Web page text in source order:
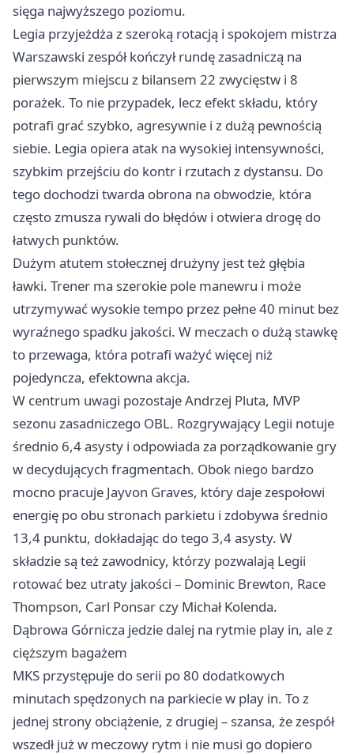
sięga najwyższego poziomu.
Legia przyjeżdża z szeroką rotacją i spokojem mistrza
Warszawski zespół kończył rundę zasadniczą na
pierwszym miejscu z bilansem 22 zwycięstw i 8
porażek. To nie przypadek, lecz efekt składu, który
potrafi grać szybko, agresywnie i z dużą pewnością
siebie. Legia opiera atak na wysokiej intensywności,
szybkim przejściu do kontr i rzutach z dystansu. Do
tego dochodzi twarda obrona na obwodzie, która
często zmusza rywali do błędów i otwiera drogę do
łatwych punktów.
Dużym atutem stołecznej drużyny jest też głębia
ławki. Trener ma szerokie pole manewru i może
utrzymywać wysokie tempo przez pełne 40 minut bez
wyraźnego spadku jakości. W meczach o dużą stawkę
to przewaga, która potrafi ważyć więcej niż
pojedyncza, efektowna akcja.
W centrum uwagi pozostaje Andrzej Pluta, MVP
sezonu zasadniczego OBL. Rozgrywający Legii notuje
średnio 6,4 asysty i odpowiada za porządkowanie gry
w decydujących fragmentach. Obok niego bardzo
mocno pracuje Jayvon Graves, który daje zespołowi
energię po obu stronach parkietu i zdobywa średnio
13,4 punktu, dokładając do tego 3,4 asysty. W
składzie są też zawodnicy, którzy pozwalają Legii
rotować bez utraty jakości – Dominic Brewton, Race
Thompson, Carl Ponsar czy Michał Kolenda.
Dąbrowa Górnicza jedzie dalej na rytmie play in, ale z
cięższym bagażem
MKS przystępuje do serii po 80 dodatkowych
minutach spędzonych na parkiecie w play in. To z
jednej strony obciążenie, z drugiej – szansa, że zespół
wszedł już w meczowy rytm i nie musi go dopiero